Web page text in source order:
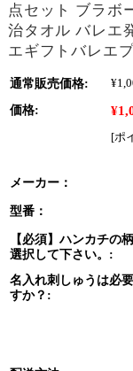
点セット ブラボ
治タオル バレエ
エギフトバレエ
通常販売価格:
価格:
[ポ
メーカー：
型番：
【必須】ハンカチの
選択して下さい。:
名入れ刺しゅうは必
すか？: